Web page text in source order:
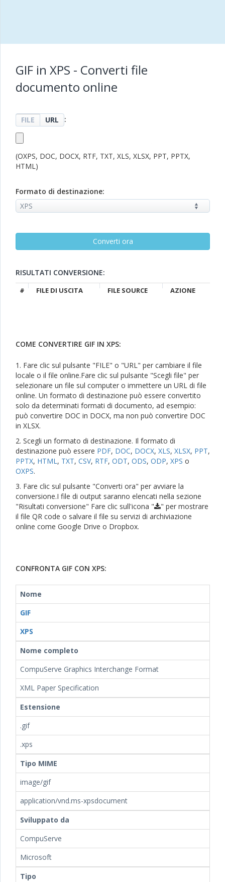
GIF in XPS - Converti file
documento online
FILE URL :
(OXPS, DOC, DOCX, RTF, TXT, XLS, XLSX, PPT, PPTX,
HTML)
Formato di destinazione:
RISULTATI CONVERSIONE:
# FILE DI USCITA FILE SOURCE AZIONE
COME CONVERTIRE GIF IN XPS:
1. Fare clic sul pulsante "FILE" o "URL" per cambiare il file
locale o il file online.Fare clic sul pulsante "Scegli file" per
selezionare un file sul computer o immettere un URL di file
online. Un formato di destinazione può essere convertito
solo da determinati formati di documento, ad esempio:
può convertire DOC in DOCX, ma non può convertire DOC
in XLSX.
2. Scegli un formato di destinazione. Il formato di
destinazione può essere PDF, DOC, DOCX, XLS, XLSX, PPT,
PPTX, HTML, TXT, CSV, RTF, ODT, ODS, ODP, XPS o
OXPS.
3. Fare clic sul pulsante "Converti ora" per avviare la
conversione.I file di output saranno elencati nella sezione
"Risultati conversione" Fare clic sull'icona "
" per mostrare
il file QR code o salvare il file su servizi di archiviazione
online come Google Drive o Dropbox.
CONFRONTA GIF CON XPS:
Nome
GIF
XPS
Nome completo
CompuServe Graphics Interchange Format
XML Paper Specification
Estensione
.gif
.xps
Tipo MIME
image/gif
application/vnd.ms-xpsdocument
Sviluppato da
CompuServe
Microsoft
Tipo